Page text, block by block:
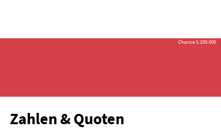
Chance 1:100.000
Zahlen & Quoten
Anmelden /
L LOTTO 6aus49
EJ EuroJackpot
EM EuroMillions